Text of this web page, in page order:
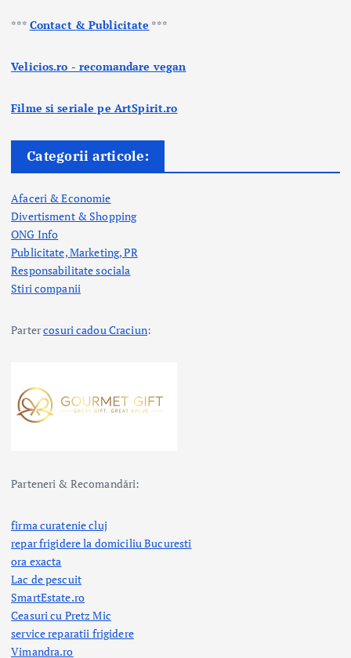
*** Contact & Publicitate ***
Velicios.ro - recomandare vegan
Filme si seriale pe ArtSpirit.ro
Categorii articole:
Afaceri & Economie
Divertisment & Shopping
ONG Info
Publicitate, Marketing, PR
Responsabilitate sociala
Stiri companii
Partercosuri cadou Craciun:
Parteneri & Recomandări:
firma curatenie cluj
repar frigidere la domiciliu Bucuresti
ora exacta
Lac de pescuit
SmartEstate.ro
Ceasuri cu Pretz Mic
service reparatii frigidere
Vimandra.ro